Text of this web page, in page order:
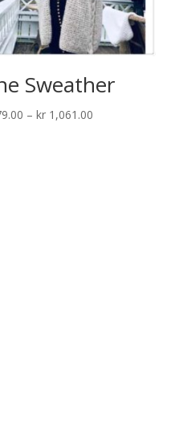
Sweather
– kr1,061.00Prisområde: